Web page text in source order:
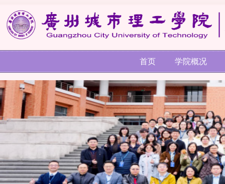
首页 学院概况